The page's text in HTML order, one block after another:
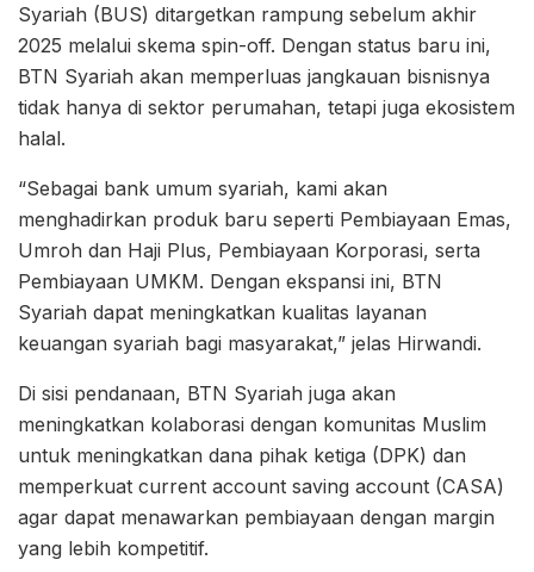
Syariah (BUS) ditargetkan rampung sebelum akhir
2025 melalui skema spin-off. Dengan status baru ini,
BTN Syariah akan memperluas jangkauan bisnisnya
tidak hanya di sektor perumahan, tetapi juga ekosistem
halal.
“Sebagai bank umum syariah, kami akan
menghadirkan produk baru seperti Pembiayaan Emas,
Umroh dan Haji Plus, Pembiayaan Korporasi, serta
Pembiayaan UMKM. Dengan ekspansi ini, BTN
Syariah dapat meningkatkan kualitas layanan
keuangan syariah bagi masyarakat,” jelas Hirwandi.
Di sisi pendanaan, BTN Syariah juga akan
meningkatkan kolaborasi dengan komunitas Muslim
untuk meningkatkan dana pihak ketiga (DPK) dan
memperkuat current account saving account (CASA)
agar dapat menawarkan pembiayaan dengan margin
yang lebih kompetitif.